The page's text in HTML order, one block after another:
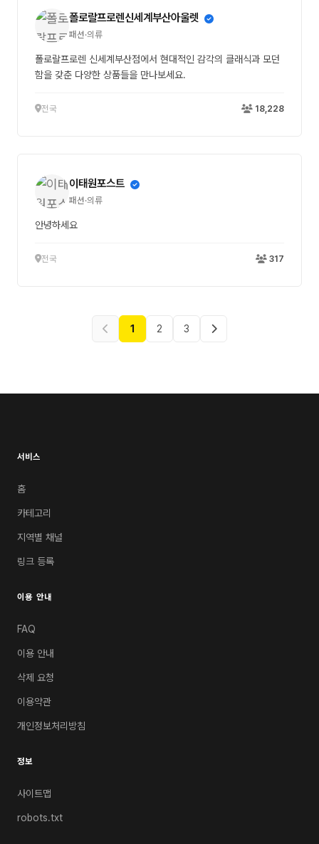
폴로랄프로렌신세계부산아울렛
패션·의류
폴로랄프로렌 신세계부산점에서 현대적인 감각의 클래식과 모던
함을 갖춘 다양한 상품들을 만나보세요.
전국 18,228
이태원포스트
패션·의류
안녕하세요
전국 317
1 2 3
서비스
홈
카테고리
지역별 채널
링크 등록
이용 안내
FAQ
이용 안내
삭제 요청
이용약관
개인정보처리방침
정보
사이트맵
robots.txt